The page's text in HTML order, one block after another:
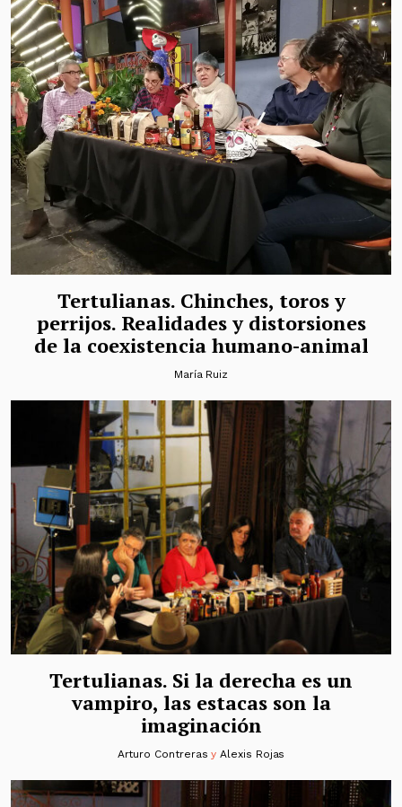
Tertulianas. Chinches, toros y
perrijos. Realidades y distorsiones
de la coexistencia humano-animal
María Ruiz
Tertulianas. Si la derecha es un
vampiro, las estacas son la
imaginación
Arturo Contreras yAlexis Rojas